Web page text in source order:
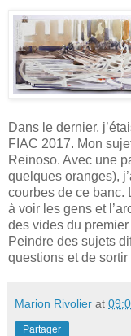
Dans le dernier,
FIAC 2017. Mon
Reinoso. Avec une
quelques oranges),
courbes de ce banc.
à voir les gens et
des vides du premier
Peindre des sujets
questions et de
Marion Rivolier at
Partager